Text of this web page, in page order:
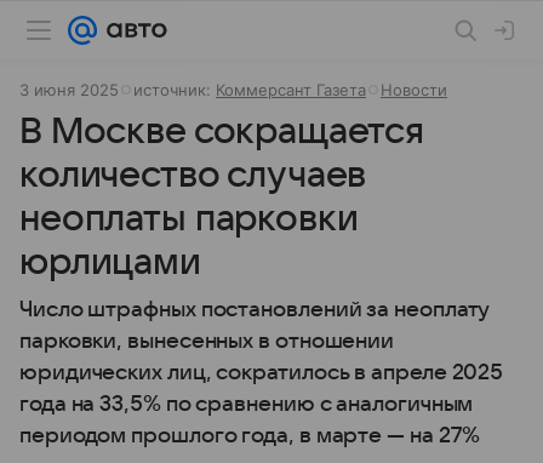
3 июня 2025 источник: Коммерсант Газета Новости
В Москве сокращается
количество случаев
неоплаты парковки
юрлицами
Число штрафных постановлений за неоплату
парковки, вынесенных в отношении
юридических лиц, сократилось в апреле 2025
года на 33,5% по сравнению с аналогичным
периодом прошлого года, в марте — на 27%